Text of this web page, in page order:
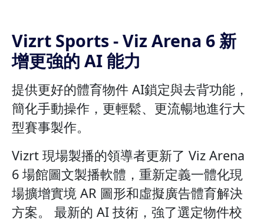
Vizrt Sports - Viz Arena 6 新
增更強的 AI 能力
提供更好的體育物件 AI鎖定與去背功能，
簡化手動操作，更輕鬆、更流暢地進行大
型賽事製作。
Vizrt 現場製播的領導者更新了 Viz Arena
6 場館圖文製播軟體，重新定義一體化現
場擴增實境 AR 圖形和虛擬廣告體育解決
方案。 最新的 AI 技術，強了選定物件校